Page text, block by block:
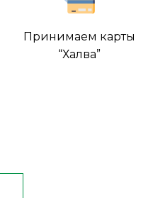
Принимаем карты
“Халва”